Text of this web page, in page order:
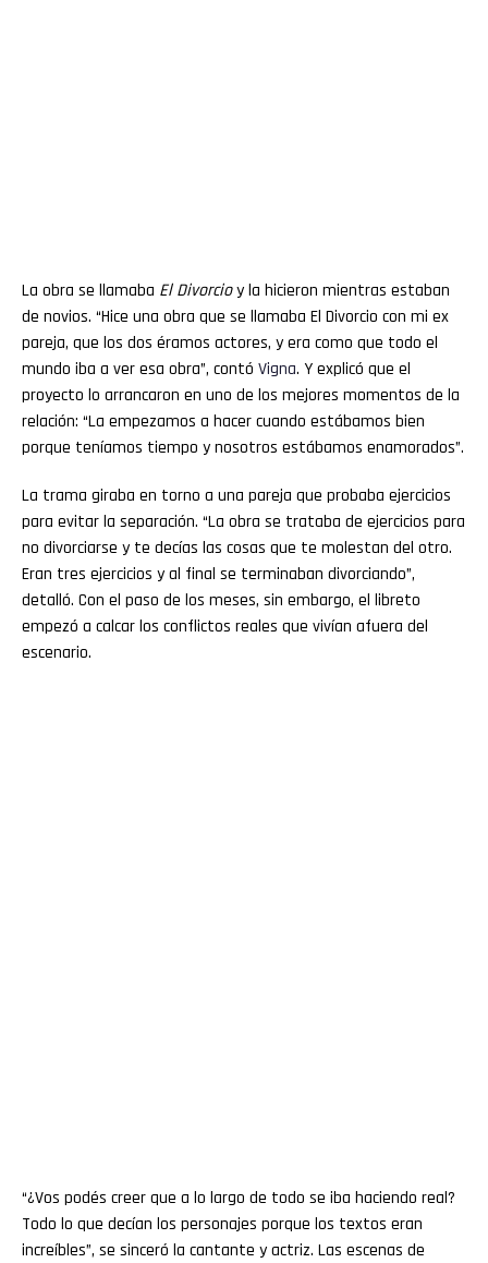
La obra se llamaba El Divorcioy la hicieron mientras estaban
de novios. “Hice una obra que se llamaba El Divorcio con mi ex
pareja, que los dos éramos actores, y era como que todo el
mundo iba a ver esa obra”, contó Vigna. Y explicó que el
proyecto lo arrancaron en uno de los mejores momentos de la
relación: “La empezamos a hacer cuando estábamos bien
porque teníamos tiempo y nosotros estábamos enamorados”.
La trama giraba en torno a una pareja que probaba ejercicios
para evitar la separación. “La obra se trataba de ejercicios para
no divorciarse y te decías las cosas que te molestan del otro.
Eran tres ejercicios y al final se terminaban divorciando”,
detalló. Con el paso de los meses, sin embargo, el libreto
empezó a calcar los conflictos reales que vivían afuera del
escenario.
“¿Vos podés creer que a lo largo de todo se iba haciendo real?
Todo lo que decían los personajes porque los textos eran
increíbles”, se sinceró la cantante y actriz. Las escenas de